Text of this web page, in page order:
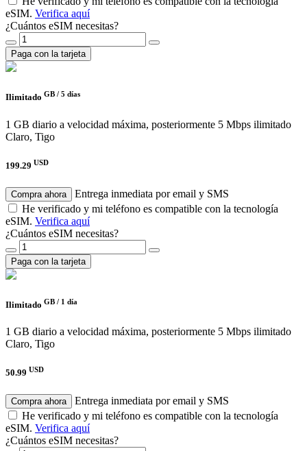
eSIM. Verifica aquí
¿Cuántos eSIM necesitas?
Paga con la tarjeta
Ilimitado GB / 5 días
1 GB diario a velocidad máxima, posteriormente 5 Mbps ilimitado
Claro, Tigo
199.29 USD
Compra ahora
Entrega inmediata por email y SMS
He verificado y mi teléfono es compatible con la tecnología
eSIM. Verifica aquí
¿Cuántos eSIM necesitas?
Paga con la tarjeta
Ilimitado GB / 1 día
1 GB diario a velocidad máxima, posteriormente 5 Mbps ilimitado
Claro, Tigo
50.99 USD
Compra ahora
Entrega inmediata por email y SMS
He verificado y mi teléfono es compatible con la tecnología
eSIM. Verifica aquí
¿Cuántos eSIM necesitas?